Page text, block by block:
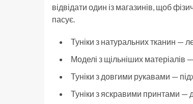
відвідати один із магазинів, щоб
пасує.
Туніки з натуральних тканин —
Моделі з щільніших матеріалів
Туніки з довгими рукавами —
Туніки з яскравими принтами —